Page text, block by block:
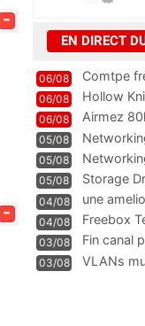
-
-
EN DIRECT
06/08 Comtpe
06/08 Hollow
06/08
Airmez
05/08
05/08
05/08
Storage
04/08
une
WIFI
04/08
Freebox
Communi
03/08 Fin canal
03/08 VLANs